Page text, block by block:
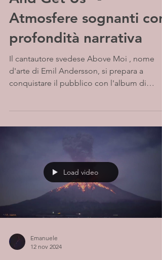
Atmosfere sognanti con
profondità narrativa
Il cantautore svedese Above Moi , nome
d'arte di Emil Andersson, si prepara a
conquistare il pubblico con l'album di
Load video
Emanuele
12 nov 2024